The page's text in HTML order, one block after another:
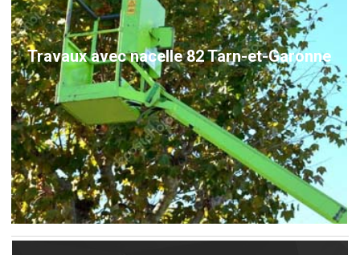
Travaux avec nacelle 82 Tarn-et-Garonne